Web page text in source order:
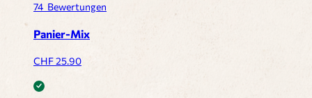
74 Bewertungen
Panier-Mix
CHF25.90